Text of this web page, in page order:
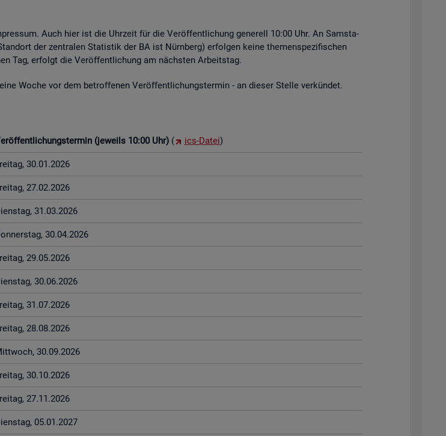
Auch hier ist die Uhr­zeit für die Ver­öf­fent­li­chung ge­ne­rell 10:00 Uhr. An Sams­ta­
der zen­tra­len Sta­tis­tik der BA ist Nürn­berg) er­fol­gen keine the­men­spe­zi­fi­schen
Tag, er­folgt die Ver­öf­fent­li­chung am nächs­ten Ar­beits­tag.
Woche vor dem be­trof­fe­nen Ver­öf­fent­li­chungs­ter­min - an die­ser Stel­le ver­kün­det.
(je­weils 10:00 Uhr) ( ics-Datei)
30.01.2026
27.02.2026
31.03.2026
30.04.2026
29.05.2026
30.06.2026
31.07.2026
28.08.2026
30.09.2026
30.10.2026
27.11.2026
05.01.2027